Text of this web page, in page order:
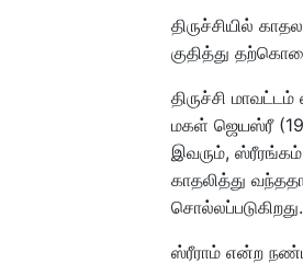
திருச்சியில்
குதித்து
திருச்சி
மகள் ஜெயஸ்ரீ
இவரும்,
காதலித்து
சொல்லப்படுகிறது.
ஸ்ரீராம் என்ற